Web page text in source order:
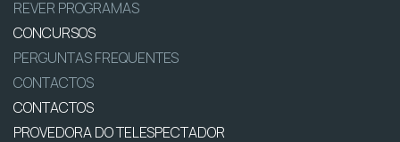
REVER PROGRAMAS
CONCURSOS
PERGUNTAS FREQUENTES
CONTACTOS
CONTACTOS
PROVEDORA DO TELESPECTADOR